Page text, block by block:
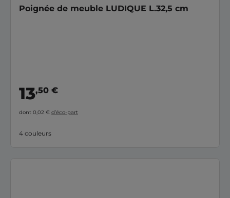
Poignée de meuble LUDIQUE L.32,5 cm
13,50 €
dont 0,02 € d’éco-part
4 couleurs